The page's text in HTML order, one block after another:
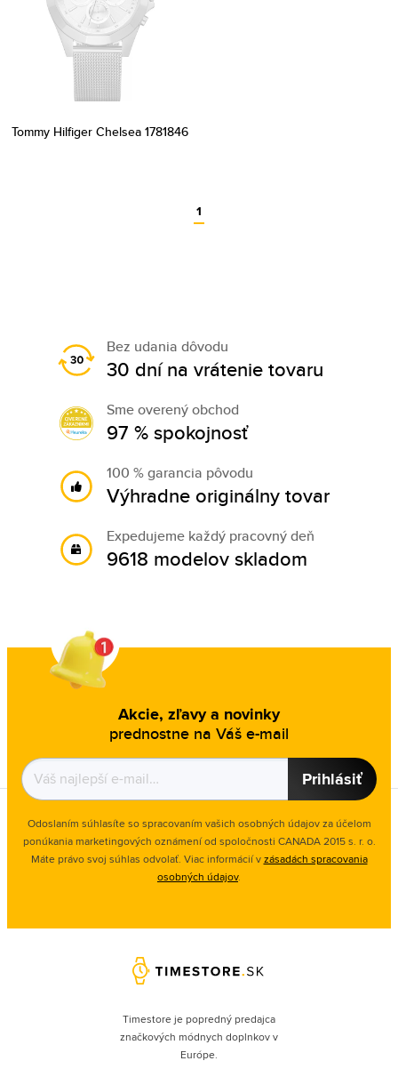
Tommy Hilfiger Chelsea 1781846
1
Bez udania dôvodu
30 dní na vrátenie tovaru
Sme overený obchod
97 % spokojnosť
100 % garancia pôvodu
Výhradne originálny tovar
Expedujeme každý pracovný deň
9618 modelov skladom
Akcie, zľavy a novinky
prednostne na Váš e-mail
Prihlásiť
Odoslaním súhlasíte so spracovaním vašich osobných údajov za účelom
ponúkania marketingových oznámení od spoločnosti CANADA 2015 s. r. o.
Máte právo svoj súhlas odvolať. Viac informácií vzásadách spracovania
osobných údajov.
Timestore je popredný predajca
značkových módnych doplnkov v
Európe.